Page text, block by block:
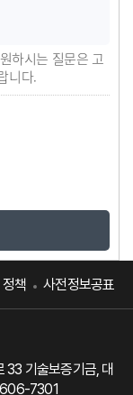
하시는 질문은 고
니다.
책 사전정보공표
기술보증기금, 대
7301